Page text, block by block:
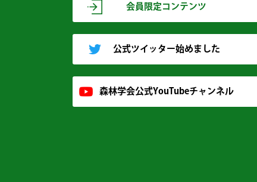
会員限定コンテンツ
公式ツイッター始めました
森林学会公式YouTubeチャンネル